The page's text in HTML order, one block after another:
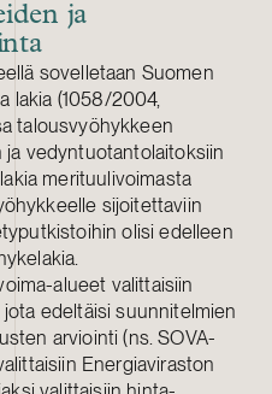
ja
sovelletaan Suomen
lakia (1058/2004,
talousvyöhykkeen
vedyntuotantolaitoksiin
merituulivoimasta
sijoitettaviin
olisi edelleen
alueet valittaisiin
edeltäisi suunnitelmien
arviointi (ns. SOVA-
Energiaviraston